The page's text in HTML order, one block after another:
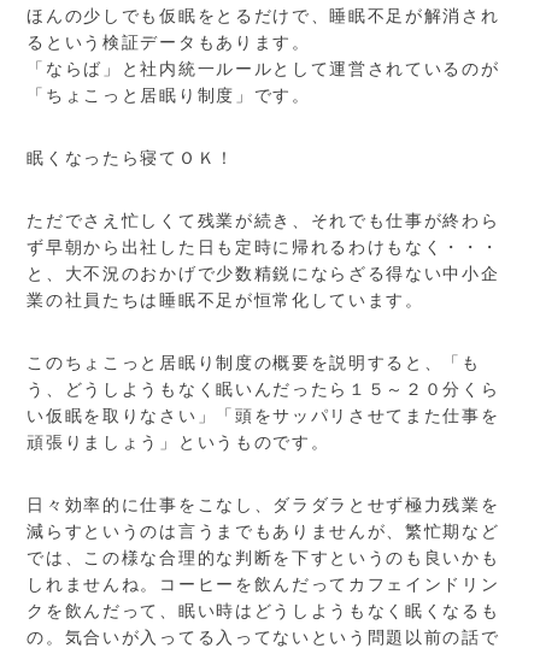
ほんの少しでも仮眠をとるだけで、睡眠不足が解消され
るという検証データもあります。
「ならば」と社内統一ルールとして運営されているのが
「ちょこっと居眠り制度」です。
眠くなったら寝てＯＫ！
ただでさえ忙しくて残業が続き、それでも仕事が終わら
ず早朝から出社した日も定時に帰れるわけもなく・・・
と、大不況のおかげで少数精鋭にならざる得ない中小企
業の社員たちは睡眠不足が恒常化しています。
このちょこっと居眠り制度の概要を説明すると、「も
う、どうしようもなく眠いんだったら１５～２０分くら
い仮眠を取りなさい」「頭をサッパリさせてまた仕事を
頑張りましょう」というものです。
日々効率的に仕事をこなし、ダラダラとせず極力残業を
減らすというのは言うまでもありませんが、繁忙期など
では、この様な合理的な判断を下すというのも良いかも
しれませんね。コーヒーを飲んだってカフェインドリン
クを飲んだって、眠い時はどうしようもなく眠くなるも
の。気合いが入ってる入ってないという問題以前の話で